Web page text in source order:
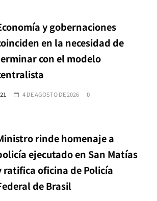
y gobernaciones
en la necesidad de
con el modelo
4 DE AGOSTO DE 2026 0
rinde homenaje a
ejecutado en San Matías
ratifica oficina de Policía
de Brasil